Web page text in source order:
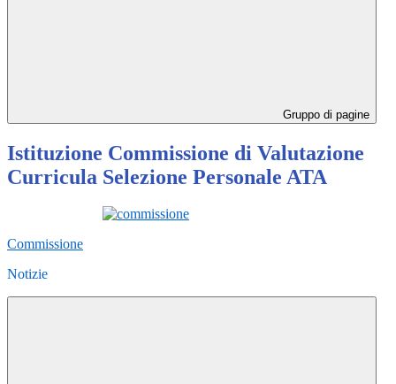
Gruppo di pagine
Istituzione Commissione di Valutazione
Curricula Selezione Personale ATA
Commissione
Notizie